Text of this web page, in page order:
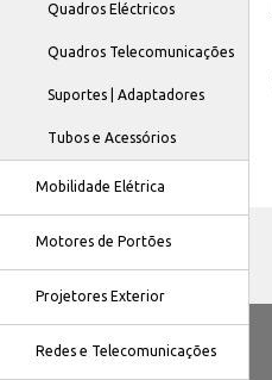
Quadros Eléctricos
Quadros Telecomunicações
Suportes | Adaptadores
Tubos e Acessórios
Mobilidade Elétrica
Motores de Portões
Projetores Exterior
Redes e Telecomunicações